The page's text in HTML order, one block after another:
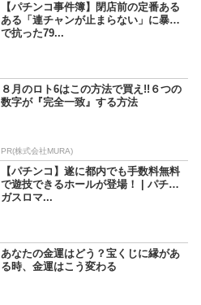
【パチンコ事件簿】閉店前の定番ある
ある「連チャンが止まらない」に暴力
で抗った79...
８月のロト6はこの方法で買え!!６つの
数字が『完全一致』する方法
PR(株式会社MURA)
【パチンコ】遂に都内でも手数料無料
で遊技できるホールが登場！ | パチマ
ガスロマ...
あなたの金運はどう？宝くじに縁があ
る時、金運はこう変わる